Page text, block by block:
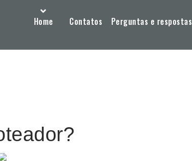
Home Contatos Perguntas e respostas